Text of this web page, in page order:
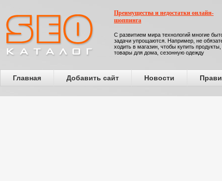
Преимущества и недостатки онлайн-
шоппинга
С развитием мира технологий многие
задачи упрощаются. Например, не
ходить в магазин, чтобы купить продукты,
товары для дома, сезонную одежду
Главная Добавить сайт Новости